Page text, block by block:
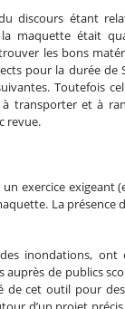
discours étant
maquette était
les bons
pour la durée de
Toutefois
transporter et à
revue.
exercice exigeant
La présence
inondations, ont
de publics
de cet outil pour